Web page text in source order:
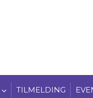
TILMELDING